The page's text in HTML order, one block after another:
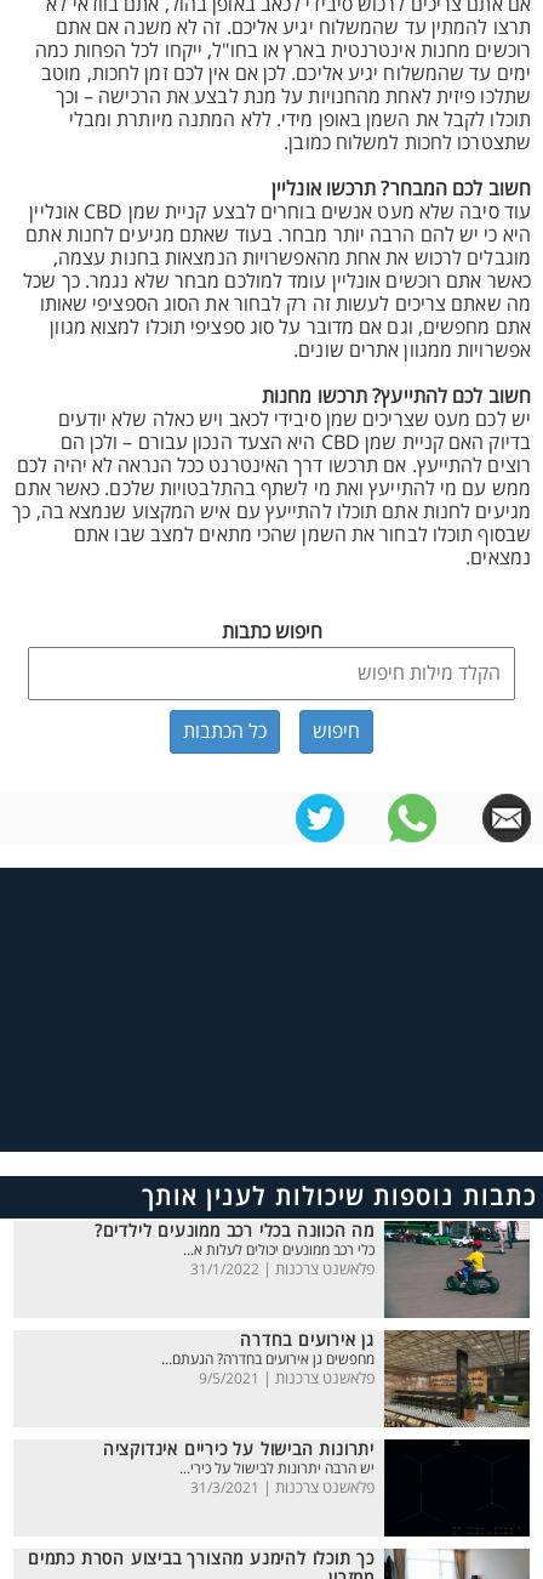
אם אתם צריכים לרכוש סיבידי לכאב באופן בהול, אתם בוודאי לא
תרצו להמתין עד שהמשלוח יגיע אליכם. זה לא משנה אם אתם
רוכשים מחנות אינטרנטית בארץ או בחו"ל, ייקחו לכל הפחות כמה
ימים עד שהמשלוח יגיע אליכם. לכן אם אין לכם זמן לחכות, מוטב
שתלכו פיזית לאחת מהחנויות על מנת לבצע את הרכישה – וכך
תוכלו לקבל את השמן באופן מידי. ללא המתנה מיותרת ומבלי
שתצטרכו לחכות למשלוח כמובן.
חשוב לכם המבחר? תרכשו אונליין
עוד סיבה שלא מעט אנשים בוחרים לבצע קניית שמן CBD אונליין
היא כי יש להם הרבה יותר מבחר. בעוד שאתם מגיעים לחנות אתם
מוגבלים לרכוש את אחת מהאפשרויות הנמצאות בחנות עצמה,
כאשר אתם רוכשים אונליין עומד למולכם מבחר שלא נגמר. כך שכל
מה שאתם צריכים לעשות זה רק לבחור את הסוג הספציפי שאותו
אתם מחפשים, וגם אם מדובר על סוג ספציפי תוכלו למצוא מגוון
אפשרויות ממגוון אתרים שונים.
חשוב לכם להתייעץ? תרכשו מחנות
יש לכם מעט שצריכים שמן סיבידי לכאב ויש כאלה שלא יודעים
בדיוק האם קניית שמן CBD היא הצעד הנכון עבורם – ולכן הם
רוצים להתייעץ. אם תרכשו דרך האינטרנט ככל הנראה לא יהיה לכם
ממש עם מי להתייעץ ואת מי לשתף בהתלבטויות שלכם. כאשר אתם
מגיעים לחנות אתם תוכלו להתייעץ עם איש המקצוע שנמצא בה, כך
שבסוף תוכלו לבחור את השמן שהכי מתאים למצב שבו אתם
נמצאים.
חיפוש כתבות
כל הכתבות
כתבות נוספות שיכולות לענין אותך
מה הכוונה בכלי רכב ממונעים לילדים?
כלי רכב ממונעים יכולים לעלות א...
פלאשנט צרכנות | 31/1/2022
גן אירועים בחדרה
מחפשים גן אירועים בחדרה? הגעתם...
פלאשנט צרכנות | 9/5/2021
יתרונות הבישול על כיריים אינדוקציה
יש הרבה יתרונות לבישול על כירי...
פלאשנט צרכנות | 31/3/2021
כך תוכלו להימנע מהצורך בביצוע הסרת כתמים